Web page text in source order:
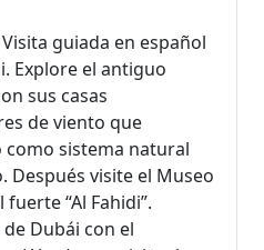
guiada en español
Explore el antiguo
sus casas
de viento que
sistema natural
Después visite el Museo
“Al Fahidi”.
Dubái con el